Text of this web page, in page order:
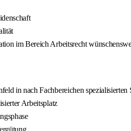
im Bereich Arbeitsrecht
in nach Fachbereichen spezialisierten
Arbeitsplatz